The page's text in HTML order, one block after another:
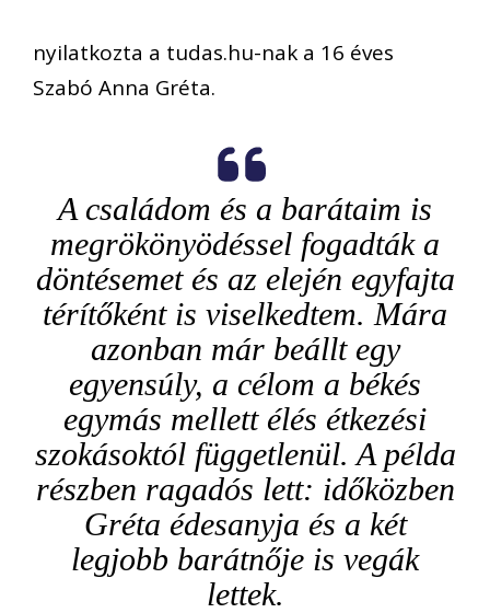
nyilatkozta a tudas.hu-nak a 16 éves
Szabó Anna Gréta.
A családom és a barátaim is
megrökönyödéssel fogadtáka
döntésemetés azelején egyfajta
térítőként is viselkedtem. Mára
azonban már beállt egy
egyensúly, a célom a békés
egymás mellett élés étkezési
szokásoktól függetlenül. A példa
részben ragadós lett: időközben
Gréta édesanyja és a két
legjobb barátnője is vegák
lettek.